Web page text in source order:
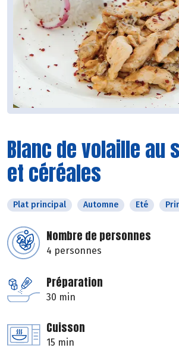
Blanc de volaille au
et céréales
Plat principal Automne Eté
Nombre de personnes
4 personnes
Préparation
30 min
Cuisson
15 min